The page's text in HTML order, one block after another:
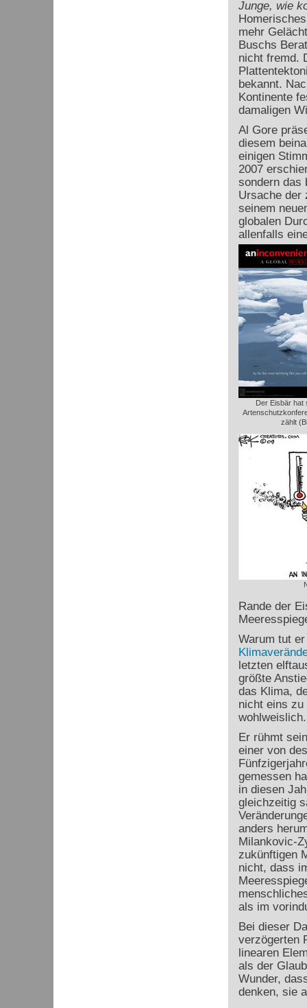
Junge, wie
mehr
Buschs
nicht fremd.
bekannt.
Kontinente
damaligen
Al Gore
diesem
einigen
2007
sondern das
Ursache der
seinem
globalen
allenfalls
Der Eisbär hat
zählt
Rande der
Warum tut
letzten
größte
das Klima,
nicht eins
wohlweislich.
Er rühmt
einer von
gemessen
in diesen
gleichzeitig
anders
Milankovic-
zukünftigen
nicht, dass
als im
Bei dieser
verzögerten
linearen
als der
Wunder,
denken, sie